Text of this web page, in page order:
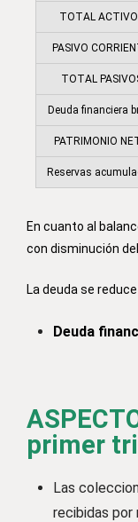
TOTAL
PASIVO
TOTAL
Deuda financiera
PATRIMONIO
Reservas
En cuanto al
con disminución
La deuda se
Deuda
primer
Las
recibidas por